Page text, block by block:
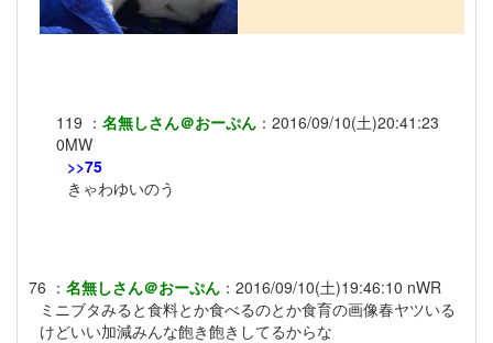
119 ： 名無しさん＠おーぷん ： 2016/09/10(土)20:41:23
0MW
>>75
きゃわゆいのう
76 ： 名無しさん＠おーぷん ： 2016/09/10(土)19:46:10 nWR
ミニブタみると食料とか食べるのとか食育の画像春ヤツいる
けどいい加減みんな飽き飽きしてるからな